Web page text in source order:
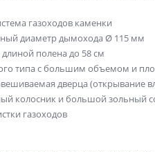
газоходов каменки
диаметр дымохода Ø 115 мм
полена до 58 см
типа с большим объемом и
дверца (открывание
колосник и большой зольный
газоходов